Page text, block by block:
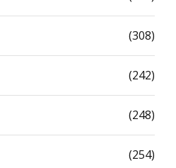
(308)
(242)
(248)
(254)